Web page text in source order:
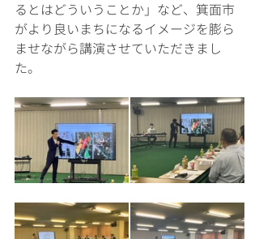
るとはどういうことか」など、箕面市
がより良いまちになるイメージを膨ら
ませながら講演させていただきまし
た。